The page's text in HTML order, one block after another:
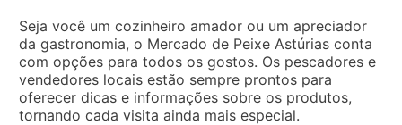
Seja você um cozinheiro amador ou um apreciador
da gastronomia, o Mercado de Peixe Astúrias conta
com opções para todos os gostos. Os pescadores e
vendedores locais estão sempre prontos para
oferecer dicas e informações sobre os produtos,
tornando cada visita ainda mais especial.